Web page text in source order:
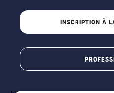
INSCRIPTION À